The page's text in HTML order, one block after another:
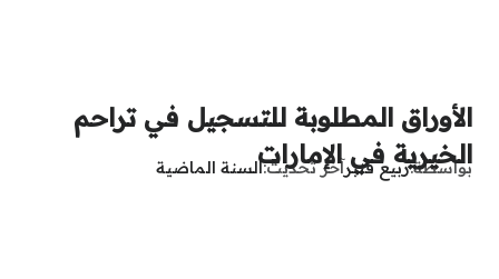
الأوراق المطلوبة للتسجيل في تراحم
الخيرية في الإمارات
بواسطةربيع قنبرآخر تحديثالسنة الماضية